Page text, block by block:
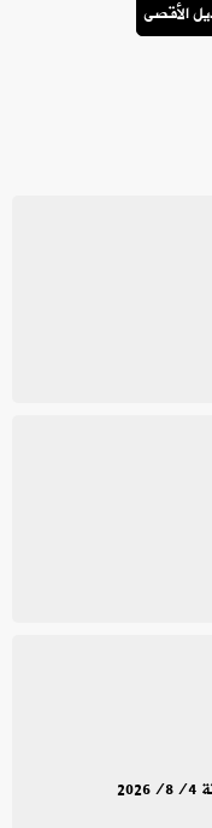
الأقصى